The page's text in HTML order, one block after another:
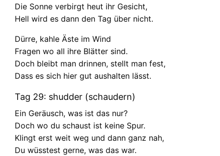
Die Sonne verbirgt heut ihr Gesicht,
Hell wird es dann den Tag über nicht.
Dürre, kahle Äste im Wind
Fragen wo all ihre Blätter sind.
Doch bleibt man drinnen, stellt man fest,
Dass es sich hier gut aushalten lässt.
Tag 29: shudder (schaudern)
Ein Geräusch, was ist das nur?
Doch wo du schaust ist keine Spur.
Klingt erst weit weg und dann ganz nah,
Du wüsstest gerne, was das war.